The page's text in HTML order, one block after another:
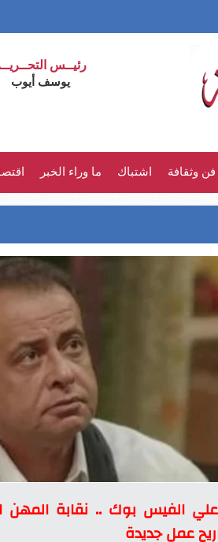
رئيــس
يوسف أيوب
فن وثقافة اشتباك ما وراء الخبر
الفيس بوك .. نقابة المهن
عمل جديدة